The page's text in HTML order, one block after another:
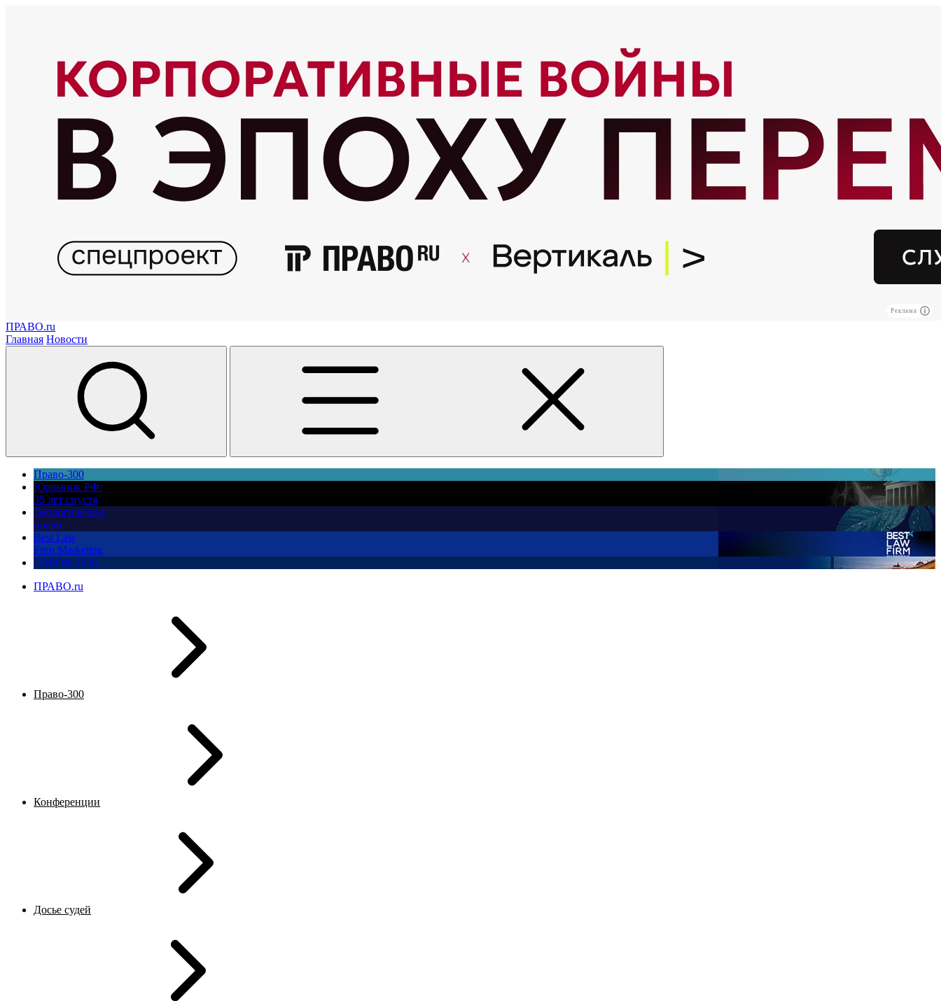
Реклама
ПРАВО.ru
Главная Новости
Право-300
Юррынок РФ:
35 лет спустя
Экологическое
право
Best Law
Firm Marketing
ПМЮФ 2026
ПРАВО.ru
Право-300
Конференции
Досье судей